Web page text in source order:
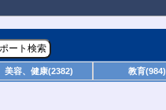
美容、健康(2382) 教育(984)